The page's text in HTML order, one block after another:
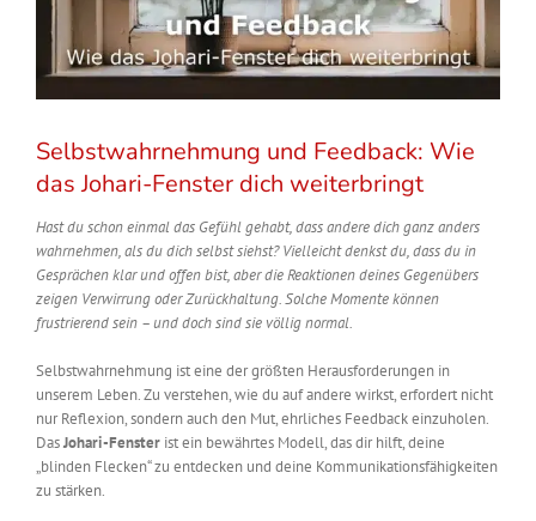
Selbstwahrnehmung und Feedback: Wie
das Johari-Fenster dich weiterbringt
Hast du schon einmal das Gefühl gehabt, dass andere dich ganz anders
wahrnehmen, als du dich selbst siehst? Vielleicht denkst du, dass du in
Gesprächen klar und offen bist, aber die Reaktionen deines Gegenübers
zeigen Verwirrung oder Zurückhaltung. Solche Momente können
frustrierend sein – und doch sind sie völlig normal.
Selbstwahrnehmung ist eine der größten Herausforderungen in
unserem Leben. Zu verstehen, wie du auf andere wirkst, erfordert nicht
nur Reflexion, sondern auch den Mut, ehrliches Feedback einzuholen.
DasJohari-Fensterist ein bewährtes Modell, das dir hilft, deine
„blinden Flecken“ zu entdecken und deine Kommunikationsfähigkeiten
zu stärken.